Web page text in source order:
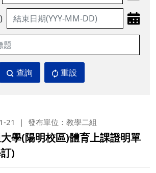
查詢 重設
21 發布單位：教學二組
學(陽明校區)體育上課證明單
)